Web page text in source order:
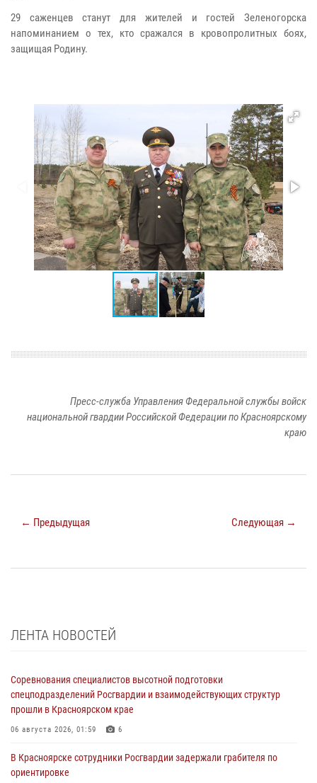
29 саженцев станут для жителей и гостей Зеленогорска
напоминанием о тех, кто сражался в кровопролитных боях,
защищая Родину.
Пресс-служба Управления Федеральной службы войск
национальной гвардии Российской Федерации по Красноярскому
краю
← Предыдущая Следующая →
ЛЕНТА НОВОСТЕЙ
Соревнования специалистов высотной подготовки
спецподразделений Росгвардии и взаимодействующих структур
прошли в Красноярском крае
06 августа 2026, 01:59 6
В Красноярске сотрудники Росгвардии задержали грабителя по
ориентировке